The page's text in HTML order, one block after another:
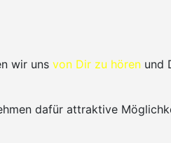
wir uns von Dir zu hören und
dafür attraktive